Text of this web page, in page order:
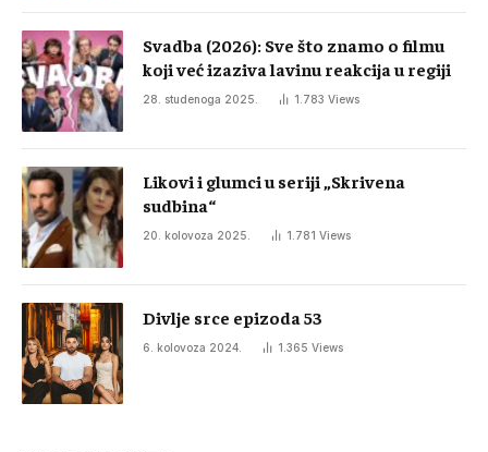
Svadba (2026): Sve što znamo o filmu
koji već izaziva lavinu reakcija u regiji
28. studenoga 2025. 1.783 Views
Likovi i glumci u seriji „Skrivena
sudbina“
20. kolovoza 2025. 1.781 Views
Divlje srce epizoda 53
6. kolovoza 2024. 1.365 Views